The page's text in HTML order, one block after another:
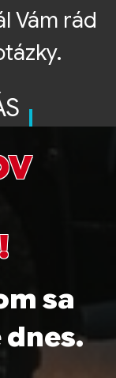
Vám rád
sa